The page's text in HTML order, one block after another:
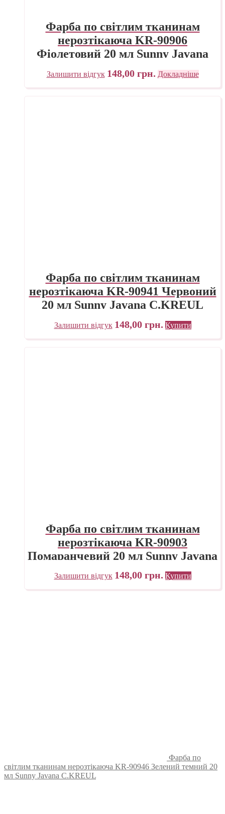
Фарба по світлим тканинам
нерозтікаюча KR-90906
Фіолетовий 20 мл Sunny Javana
C.KREUL
Залишити відгук 148,00 грн. Докладніше
Фарба по світлим тканинам
нерозтікаюча KR-90941 Червоний
20 мл Sunny Javana C.KREUL
Залишити відгук 148,00 грн. Купити
Фарба по світлим тканинам
нерозтікаюча KR-90903
Помаранчевий 20 мл Sunny Javana
C.KREUL
Залишити відгук 148,00 грн. Купити
Фарба по
світлим тканинам нерозтікаюча KR-90946 Зелений темний 20
мл Sunny Javana C.KREUL